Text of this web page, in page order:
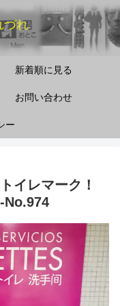
づれ
新着順に見る
お問い合わせ
ー
イレマーク！